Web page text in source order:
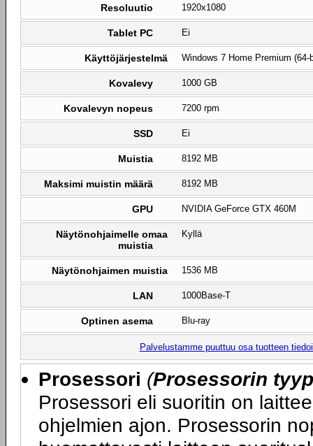
Resoluutio 1920x1080
Tablet PC Ei
Käyttöjärjestelmä Windows 7 Home Premium (64-
Kovalevy 1000 GB
Kovalevyn nopeus 7200 rpm
SSD Ei
Muistia 8192 MB
Maksimi muistin määrä 8192 MB
GPU NVIDIA GeForce GTX 460M
Näytönohjaimelle omaa
muistia
Kyllä
Näytönohjaimen muistia 1536 MB
LAN 1000Base-T
Optinen asema Blu-ray
Palvelustamme puuttuu osa tuotteen
Prosessori (Prosessorin
Prosessori eli suoritin on
ohjelmien ajon. Prosessorin